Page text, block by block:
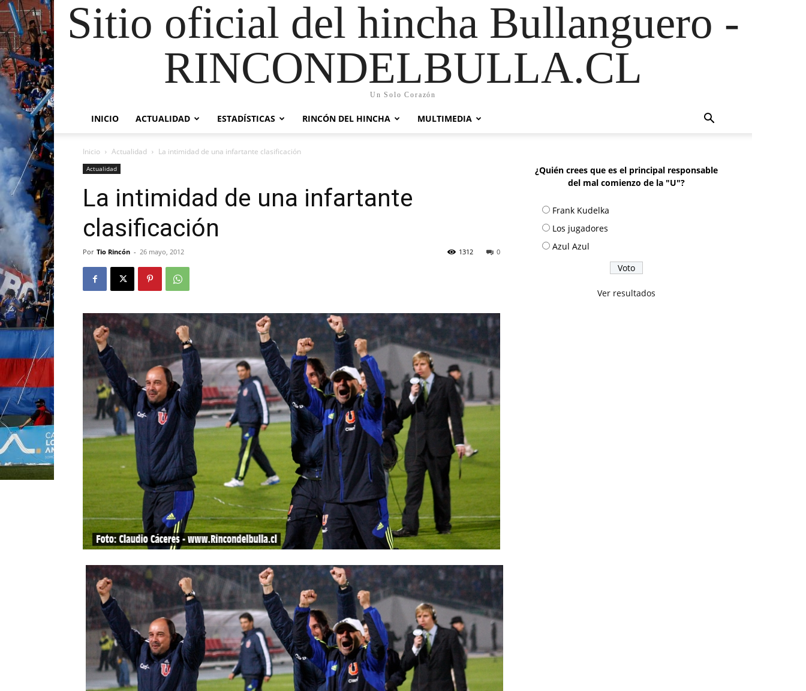
Sitio oficial del hincha Bullanguero -
RINCONDELBULLA.CL
Un Solo Corazón
INICIO ACTUALIDAD ESTADÍSTICAS RINCÓN DEL HINCHA MULTIMEDIA
Inicio Actualidad La intimidad de una infartante clasificación
Actualidad
La intimidad de una infartante
clasificación
Por Tio Rincón - 26 mayo, 2012 0
1312
¿Quién crees que es el principal responsable
del mal comienzo de la "U"?
Frank Kudelka
Los jugadores
Azul Azul
Ver resultados